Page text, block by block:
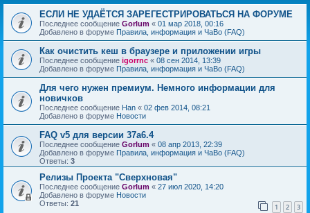
ЕСЛИ НЕ УДАЁТСЯ ЗАРЕГЕСТРИРОВАТЬСЯ НА ФОРУМЕ
Последнее сообщение Gorlum « 01 мар 2018, 00:16
Добавлено в форуме Правила, информация и ЧаВо (FAQ)
Как очистить кеш в браузере и приложении игры
Последнее сообщение igorrnc « 08 сен 2014, 13:39
Добавлено в форуме Правила, информация и ЧаВо (FAQ)
Для чего нужен премиум. Немного информации для
новичков
Последнее сообщение Han « 02 фев 2014, 08:21
Добавлено в форуме Новости
FAQ v5 для версии 37a6.4
Последнее сообщение Gorlum « 08 апр 2013, 22:39
Добавлено в форуме Правила, информация и ЧаВо (FAQ)
Ответы: 3
Релизы Проекта "Сверхновая"
Последнее сообщение Gorlum « 27 июл 2020, 14:20
Добавлено в форуме Новости
Ответы: 21 1 2 3